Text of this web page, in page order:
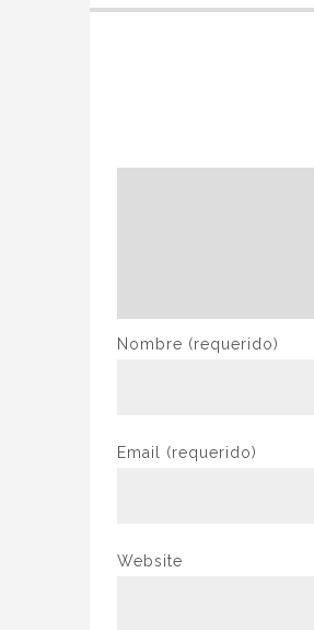
Nombre (requerido)
Email (requerido)
Website